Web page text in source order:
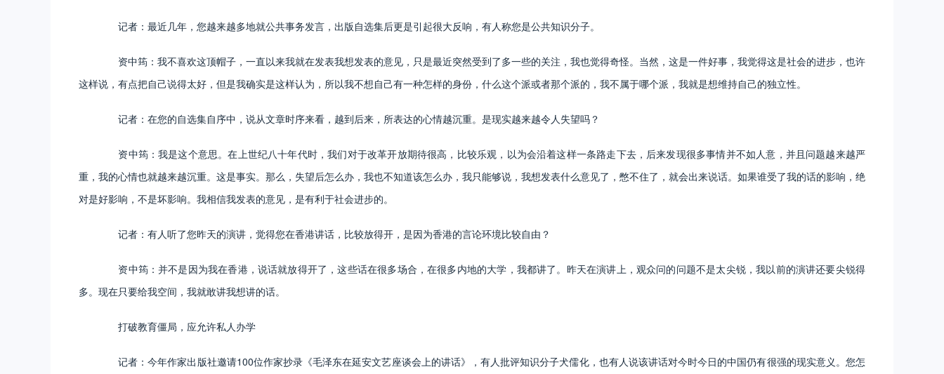
记者：最近几年，您越来越多地就公共事务发言，出版自选集后更是引起很大反响，有人称您是公共知识分子。
资中筠：我不喜欢这顶帽子，一直以来我就在发表我想发表的意见，只是最近突然受到了多一些的关注，我也觉得奇怪。当然，这是一件好事，我觉得这是社会的进步，也许
这样说，有点把自己说得太好，但是我确实是这样认为，所以我不想自己有一种怎样的身份，什么这个派或者那个派的，我不属于哪个派，我就是想维持自己的独立性。
记者：在您的自选集自序中，说从文章时序来看，越到后来，所表达的心情越沉重。是现实越来越令人失望吗？
资中筠：我是这个意思。在上世纪八十年代时，我们对于改革开放期待很高，比较乐观，以为会沿着这样一条路走下去，后来发现很多事情并不如人意，并且问题越来越严
重，我的心情也就越来越沉重。这是事实。那么，失望后怎么办，我也不知道该怎么办，我只能够说，我想发表什么意见了，憋不住了，就会出来说话。如果谁受了我的话的影响，绝
对是好影响，不是坏影响。我相信我发表的意见，是有利于社会进步的。
记者：有人听了您昨天的演讲，觉得您在香港讲话，比较放得开，是因为香港的言论环境比较自由？
资中筠：并不是因为我在香港，说话就放得开了，这些话在很多场合，在很多内地的大学，我都讲了。昨天在演讲上，观众问的问题不是太尖锐，我以前的演讲还要尖锐得
多。现在只要给我空间，我就敢讲我想讲的话。
打破教育僵局，应允许私人办学
记者：今年作家出版社邀请100位作家抄录《毛泽东在延安文艺座谈会上的讲话》，有人批评知识分子犬儒化，也有人说该讲话对今时今日的中国仍有很强的现实意义。您怎